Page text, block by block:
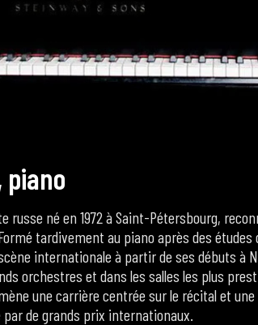
piano
russe né en 1972 à Saint-Pétersbourg,
tardivement au piano après des
internationale à partir de ses débuts à
orchestres et dans les salles les plus
une carrière centrée sur le récital et
de grands prix internationaux.